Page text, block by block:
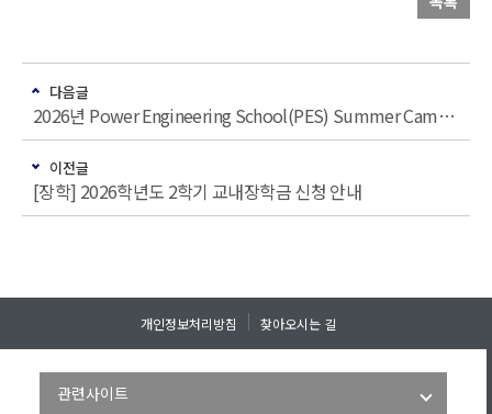
다음글
2026년 Power Engineering School(PES) Summer Camp(34기) 참가자 모집
이전글
[장학] 2026학년도 2학기 교내장학금 신청 안내
개인정보처리방침 찾아오시는 길